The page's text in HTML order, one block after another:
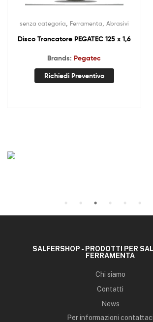
senza categoria Ferramenta Abrasivi
Disco Troncatore PEGATEC 125 x 1,6
Brands: Pegatec
Richiedi Preventivo
SALFERSHOP - PRODOTTI PER
FERRAMENTA
Chi siamo
Contatti
News
Per informazioni contattaci